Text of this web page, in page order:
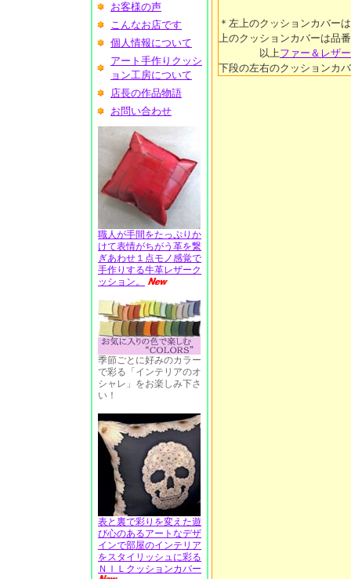
お客様の声
こんなお店です
個人情報について
アート手作りクッシ
ョン工房について
店長の作品物語
お問い合わせ
職人が手間をたっぷりか
けて表情がちがう革を繋
ぎあわせ１点モノ感覚で
手作りする牛革レザーク
ッション。
季節ごとに好みのカラー
で彩る「インテリアのオ
シャレ」をお楽しみ下さ
い！
表と裏で彩りを変えた遊
び心のあるアートなデザ
インで部屋のインテリア
をスタイリッシュに彩る
ＮＩＬクッションカバー
＊左上のクッションカバー
上のクッションカバーは品
以上ファー＆レザ
下段の左右のクッションカ